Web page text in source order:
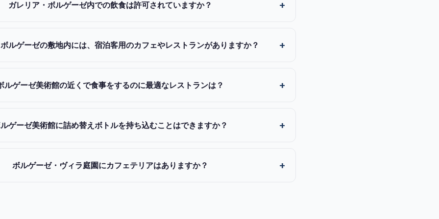
ガレリア・ボルゲーゼ内での飲食は許可されていますか？
ルゲーゼの敷地内には、宿泊客用のカフェやレストランがありますか？
ルゲーゼ美術館の近くで食事をするのに最適なレストランは？
ゲーゼ美術館に詰め替えボトルを持ち込むことはできますか？
ボルゲーゼ・ヴィラ庭園にカフェテリアはありますか？